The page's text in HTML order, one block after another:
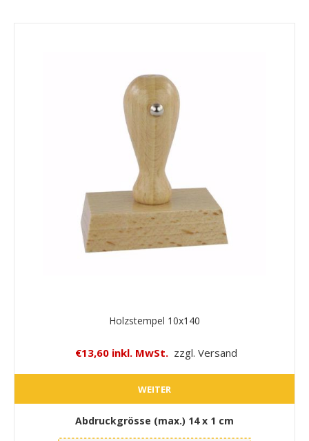
Holzstempel 10x140
€13,60 inkl. MwSt. zzgl. Versand
WEITER
Abdruckgrösse (max.) 14 x 1 cm